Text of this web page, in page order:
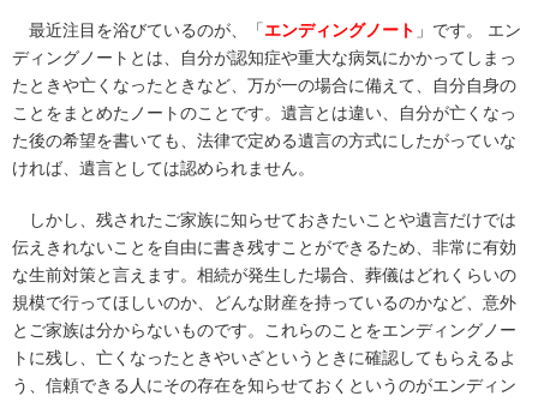
最近注目を浴びているのが、「エンディングノート 」です。 エン
ディングノートとは、自分が認知症や重大な病気にかかってしまっ
たときや亡くなったときなど、万が一の場合に備えて、自分自身の
ことをまとめたノートのことです。遺言とは違い、自分が亡くなっ
た後の希望を書いても、法律で定める遺言の方式にしたがっていな
ければ、遺言としては認められません。
しかし、残されたご家族に知らせておきたいことや遺言だけでは
伝えきれないことを自由に書き残すことができるため、非常に有効
な生前対策と言えます。相続が発生した場合、葬儀はどれくらいの
規模で行ってほしいのか、どんな財産を持っているのかなど、意外
とご家族は分からないものです。これらのことをエンディングノー
トに残し、亡くなったときやいざというときに確認してもらえるよ
う、信頼できる人にその存在を知らせておくというのがエンディン